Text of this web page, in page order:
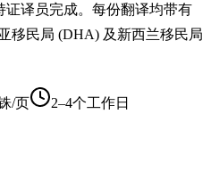
译员完成。每份翻译均带有
移民局 (DHA) 及新西兰移民局
/页 2–4个工作日